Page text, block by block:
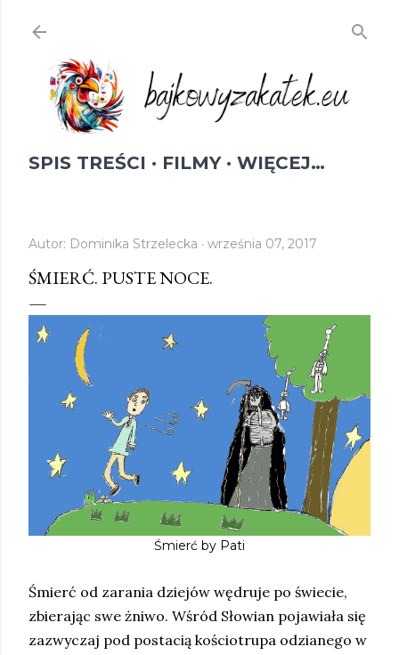
SPIS TREŚCI FILMY WIĘCEJ…
Autor: Dominika Strzelecka września 07, 2017
ŚMIERĆ. PUSTE NOCE.
Śmierć by Pati
Śmierć od zarania dziejów wędruje po świecie,
zbierając swe żniwo. Wśród Słowian pojawiała się
zazwyczaj pod postacią kościotrupa odzianego w